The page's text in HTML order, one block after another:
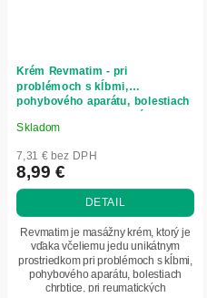
Krém Revmatim - pri
problémoch s kĺbmi,
pohybového aparátu, bolestiach
chrbtice, pri reumatických
ochoreniach - Elixir - 75ml
Priemerné
hodnotenie
produktu
je
z
hviezdičiek.
Skladom
7,31 € bez DPH
8,99 €
DETAIL
Revmatim je masážny krém, ktorý je
vďaka včeliemu jedu unikátnym
prostriedkom pri problémoch s kĺbmi,
pohybového aparátu, bolestiach
chrbtice, pri reumatických